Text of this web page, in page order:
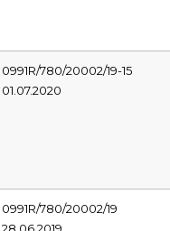
0991R/780/20002/19-15
01.07.2020
0991R/780/20002/19